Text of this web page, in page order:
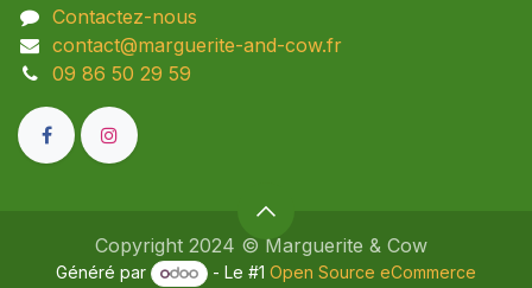
Contactez-nous
contact@marguerite-and-cow.fr
09 86 50 29 59​
Copyright 2024 © Marguerite & Cow
Généré par - Le #1Open Source eCommerce